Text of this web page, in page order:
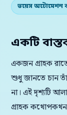
ভয়েস অটোমেশন
একটি
একজন গ্রাহক
শুধু জানতে চান
না। এই দৃশ্যটি
গ্রাহক